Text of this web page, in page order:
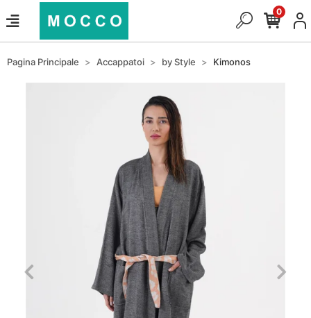
0
Pagina Principale Accappatoi by Style Kimonos